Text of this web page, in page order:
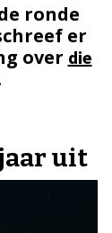
ronde
er
over die
uit